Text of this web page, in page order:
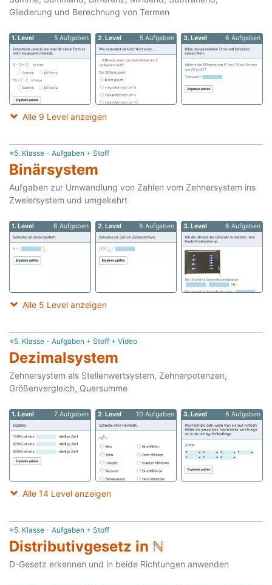
Gliederung und Berechnung von Termen
1. Level 5 Aufgaben 2. Level 5 Aufgaben 3. Level 6 Aufgaben
Alle 9 Level anzeigen
≈5. Klasse - Aufgaben + Stoff
Binärsystem
Aufgaben zur Umwandlung von Zahlen vom Zehnersystem ins
Zweiersystem und umgekehrt
1. Level 6 Aufgaben 2. Level 6 Aufgaben 3. Level 6 Aufgaben
Alle 5 Level anzeigen
≈5. Klasse - Aufgaben + Stoff + Video
Dezimalsystem
Zehnersystem als Stellenwertsystem, Zehnerpotenzen,
Größenvergleich, Quersumme
1. Level 7 Aufgaben 2. Level 10 Aufgaben 3. Level 6 Aufgaben
Alle 14 Level anzeigen
≈5. Klasse - Aufgaben + Stoff
Distributivgesetz in ℕ
D-Gesetz erkennen und in beide Richtungen anwenden